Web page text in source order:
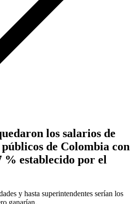
los salarios de
de Colombia con
% establecido por el
y hasta superintendentes serían los